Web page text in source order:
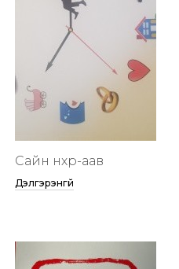
Сайн нөхөр-аав
Дэлгэрэнгүй